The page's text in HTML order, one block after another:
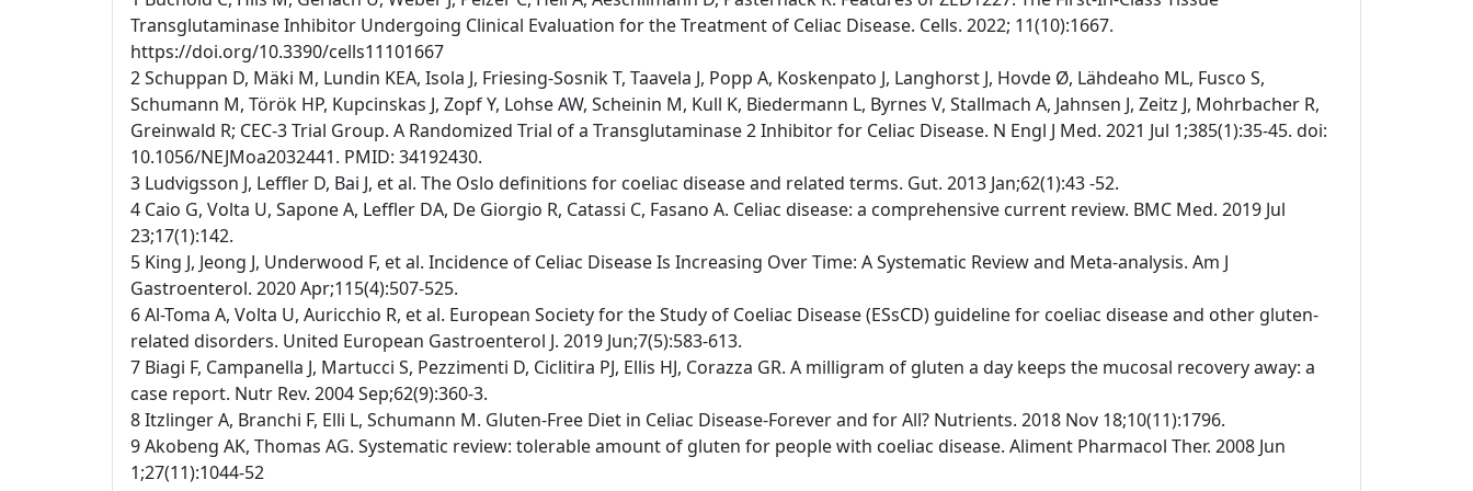
Transglutaminase Inhibitor Undergoing Clinical Evaluation for the Treatment of Celiac Disease. Cells. 2022; 11(10):1667.
https://doi.org/10.3390/cells11101667
2 Schuppan D, Mäki M, Lundin KEA, Isola J, Friesing-Sosnik T, Taavela J, Popp A, Koskenpato J, Langhorst J, Hovde Ø, Lähdeaho ML, Fusco S,
Schumann M, Török HP, Kupcinskas J, Zopf Y, Lohse AW, Scheinin M, Kull K, Biedermann L, Byrnes V, Stallmach A, Jahnsen J, Zeitz J, Mohrbacher R,
Greinwald R; CEC-3 Trial Group. A Randomized Trial of a Transglutaminase 2 Inhibitor for Celiac Disease. N Engl J Med. 2021 Jul 1;385(1):35-45. doi:
10.1056/NEJMoa2032441. PMID: 34192430.
3 Ludvigsson J, Leffler D, Bai J, et al. The Oslo definitions for coeliac disease and related terms. Gut. 2013 Jan;62(1):43 -52.
4 Caio G, Volta U, Sapone A, Leffler DA, De Giorgio R, Catassi C, Fasano A. Celiac disease: a comprehensive current review. BMC Med. 2019 Jul
23;17(1):142.
5 King J, Jeong J, Underwood F, et al. Incidence of Celiac Disease Is Increasing Over Time: A Systematic Review and Meta-analysis. Am J
Gastroenterol. 2020 Apr;115(4):507-525.
6 Al-Toma A, Volta U, Auricchio R, et al. European Society for the Study of Coeliac Disease (ESsCD) guideline for coeliac disease and other gluten-
related disorders. United European Gastroenterol J. 2019 Jun;7(5):583-613.
7 Biagi F, Campanella J, Martucci S, Pezzimenti D, Ciclitira PJ, Ellis HJ, Corazza GR. A milligram of gluten a day keeps the mucosal recovery away: a
case report. Nutr Rev. 2004 Sep;62(9):360-3.
8 Itzlinger A, Branchi F, Elli L, Schumann M. Gluten-Free Diet in Celiac Disease-Forever and for All? Nutrients. 2018 Nov 18;10(11):1796.
9 Akobeng AK, Thomas AG. Systematic review: tolerable amount of gluten for people with coeliac disease. Aliment Pharmacol Ther. 2008 Jun
1;27(11):1044-52